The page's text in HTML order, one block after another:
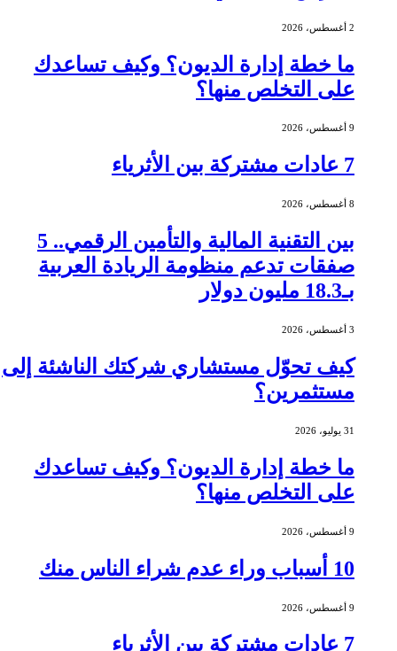
2 أغسطس، 2026
ما خطة إدارة الديون؟ وكيف تساعدك
على التخلص منها؟
9 أغسطس، 2026
7 عادات مشتركة بين الأثرياء
8 أغسطس، 2026
بين التقنية المالية والتأمين الرقمي.. 5
صفقات تدعم منظومة الريادة العربية
بـ18.3 مليون دولار
3 أغسطس، 2026
كيف تحوّل مستشاري شركتك الناشئة إلى
مستثمرين؟
31 يوليو، 2026
ما خطة إدارة الديون؟ وكيف تساعدك
على التخلص منها؟
9 أغسطس، 2026
10 أسباب وراء عدم شراء الناس منك
9 أغسطس، 2026
7 عادات مشتركة بين الأثرياء